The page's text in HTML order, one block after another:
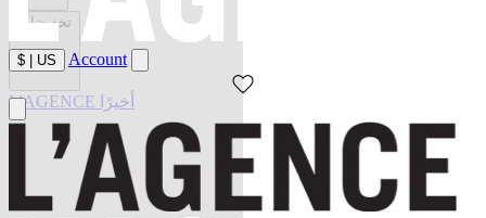
US
$ Account
تخفيضات
L'AGENCE أخيرًا